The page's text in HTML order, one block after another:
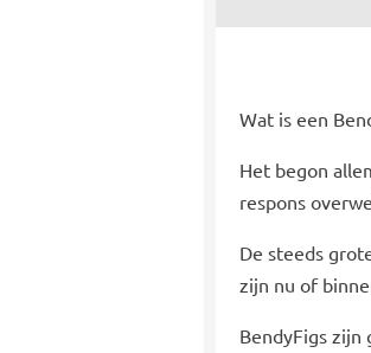
Wat is een
Het begon
respons
De steeds
zijn nu of
BendyFigs zijn